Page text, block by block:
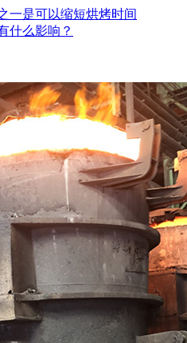
一是可以缩短烘烤时间
什么影响？